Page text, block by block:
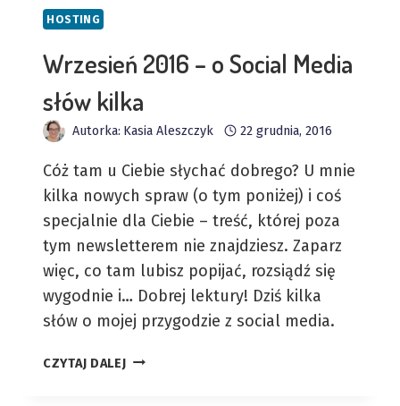
HOSTING
Wrzesień 2016 – o Social Media
słów kilka
Autorka: Kasia Aleszczyk 22 grudnia, 2016
Cóż tam u Ciebie słychać dobrego? U mnie
kilka nowych spraw (o tym poniżej) i coś
specjalnie dla Ciebie – treść, której poza
tym newsletterem nie znajdziesz. Zaparz
więc, co tam lubisz popijać, rozsiądź się
wygodnie i… Dobrej lektury! Dziś kilka
słów o mojej przygodzie z social media.
CZYTAJ DALEJWRZESIEŃ